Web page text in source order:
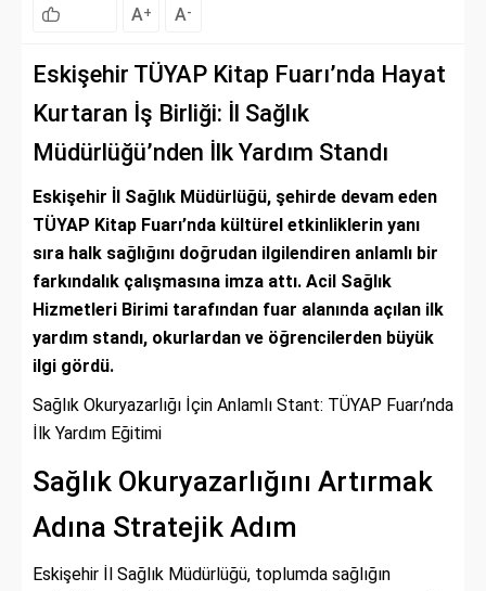
A+ A-
Eskişehir TÜYAP Kitap Fuarı’nda Hayat
Kurtaran İş Birliği: İl Sağlık
Müdürlüğü’nden İlk Yardım Standı
Eskişehir İl Sağlık Müdürlüğü, şehirde devam eden
TÜYAP Kitap Fuarı’nda kültürel etkinliklerin yanı
sıra halk sağlığını doğrudan ilgilendiren anlamlı bir
farkındalık çalışmasına imza attı. Acil Sağlık
Hizmetleri Birimi tarafından fuar alanında açılan ilk
yardım standı, okurlardan ve öğrencilerden büyük
ilgi gördü.
Sağlık Okuryazarlığı İçin Anlamlı Stant: TÜYAP Fuarı’nda
İlk Yardım Eğitimi
Sağlık Okuryazarlığını Artırmak
Adına Stratejik Adım
Eskişehir İl Sağlık Müdürlüğü, toplumda sağlığın